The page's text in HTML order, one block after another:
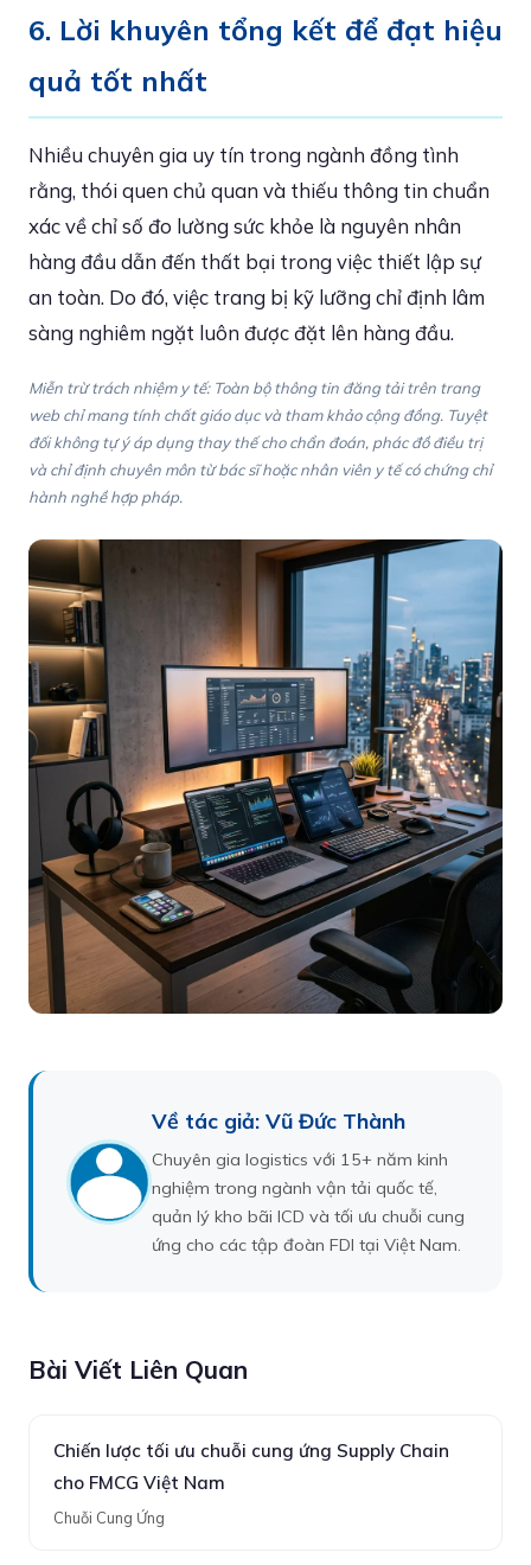
6. Lời khuyên tổng kết để đạt hiệu
quả tốt nhất
Nhiều chuyên gia uy tín trong ngành đồng tình
rằng, thói quen chủ quan và thiếu thông tin chuẩn
xác về chỉ số đo lường sức khỏe là nguyên nhân
hàng đầu dẫn đến thất bại trong việc thiết lập sự
an toàn. Do đó, việc trang bị kỹ lưỡng chỉ định lâm
sàng nghiêm ngặt luôn được đặt lên hàng đầu.
Miễn trừ trách nhiệm y tế: Toàn bộ thông tin đăng tải trên trang
web chỉ mang tính chất giáo dục và tham khảo cộng đồng. Tuyệt
đối không tự ý áp dụng thay thế cho chẩn đoán, phác đồ điều trị
và chỉ định chuyên môn từ bác sĩ hoặc nhân viên y tế có chứng chỉ
hành nghề hợp pháp.
Về tác giả: Vũ Đức Thành
Chuyên gia logistics với 15+ năm kinh
nghiệm trong ngành vận tải quốc tế,
quản lý kho bãi ICD và tối ưu chuỗi cung
ứng cho các tập đoàn FDI tại Việt Nam.
Bài Viết Liên Quan
Chiến lược tối ưu chuỗi cung ứng Supply Chain
cho FMCG Việt Nam
Chuỗi Cung Ứng